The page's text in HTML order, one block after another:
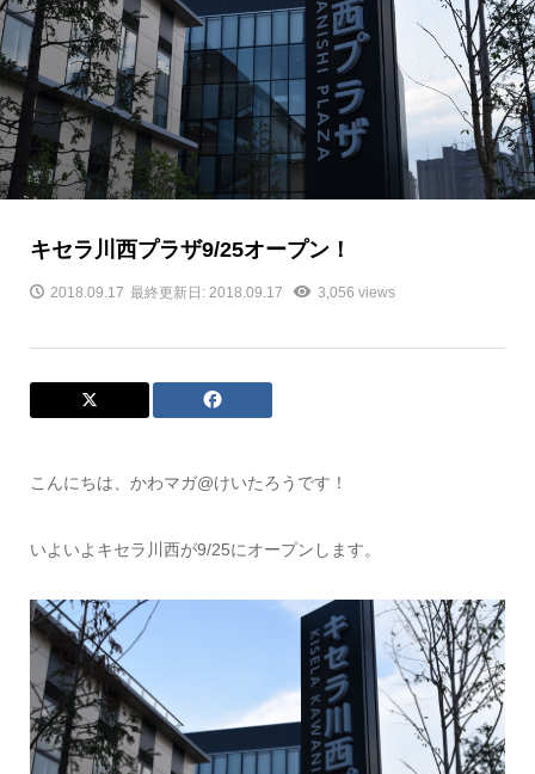
キセラ川西プラザ9/25オープン！
2018.09.17 最終更新日: 2018.09.17 3,056 views
こんにちは、かわマガ@けいたろうです！
いよいよキセラ川西が9/25にオープンします。